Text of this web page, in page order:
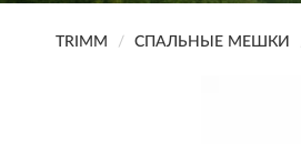
TRIMM СПАЛЬНЫЕ МЕШКИ